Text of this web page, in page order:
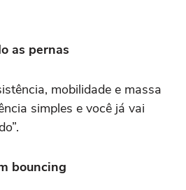
as pernas
mobilidade e massa
simples e você já vai
bouncing